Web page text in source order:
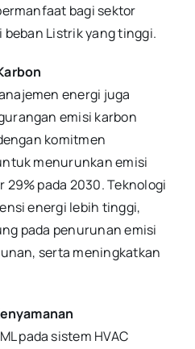
bagi sektor
Listrik yang tinggi.
energi juga
emisi karbon
komitmen
menurunkan emisi
29% pada 2030. Teknologi
energi lebih tinggi,
pada penurunan emisi
serta meningkatkan
pada sistem HVAC